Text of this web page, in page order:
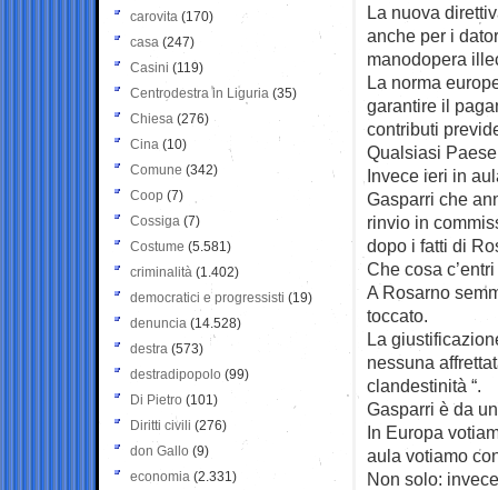
La nuova
anche per i
manodopera
La norma
garantire il
contributi
Qualsiasi
Invece ieri in
Gasparri che
rinvio in
dopo i fatti di
Che cosa
A Rosarno
toccato.
La
nessuna
clandestinità “.
Gasparri è da
In Europa
aula votiamo
Non solo:
carovita (170)
casa (247)
Casini (119)
Centrodestra in Liguria (35)
Chiesa (276)
Cina (10)
Comune (342)
Coop (7)
Cossiga (7)
Costume (5.581)
criminalità (1.402)
democratici e progressisti (19)
denuncia (14.528)
destra (573)
destradipopolo (99)
Di Pietro (101)
Diritti civili (276)
don Gallo (9)
economia (2.331)